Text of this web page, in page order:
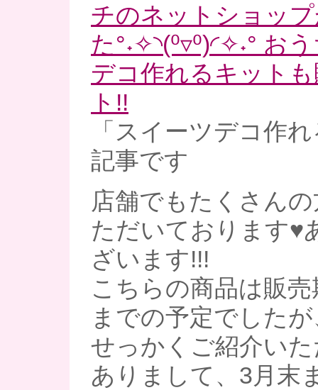
チのネットショッ
た°˖✧◝(⁰▿⁰)◜✧˖° お
デコ作れるキット
ト!!
「スイーツデコ作
記事です
店舗でもたくさん
ただいております♥
ざいます!!!
こちらの商品は販
までの予定でした
せっかくご紹介い
ありまして、3月末